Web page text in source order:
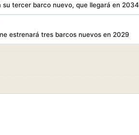
su tercer barco nuevo, que llegará en 2034
estrenará tres barcos nuevos en 2029